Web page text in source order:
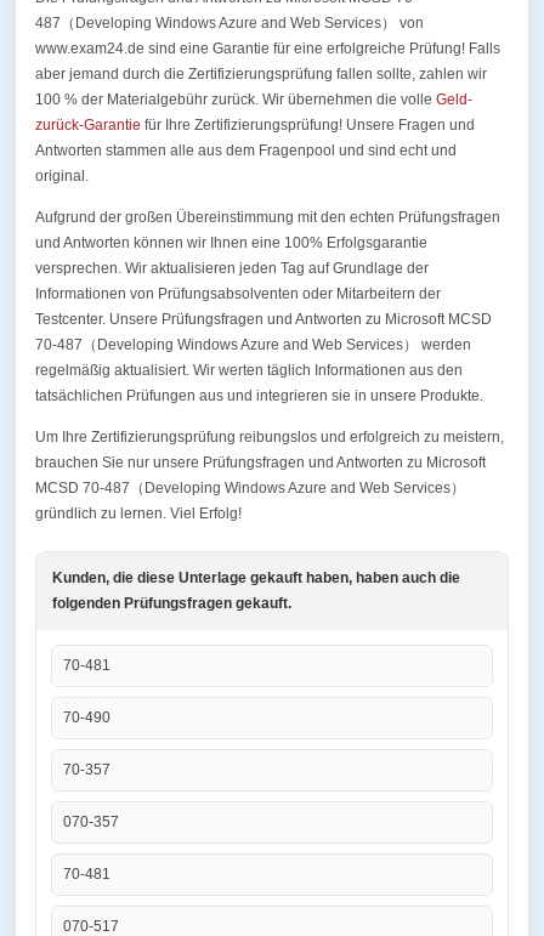
487（Developing Windows Azure and Web Services） von
www.exam24.de sind eine Garantie für eine erfolgreiche Prüfung! Falls
aber jemand durch die Zertifizierungsprüfung fallen sollte, zahlen wir
100 % der Materialgebühr zurück. Wir übernehmen die volle Geld-
zurück-Garantie für Ihre Zertifizierungsprüfung! Unsere Fragen und
Antworten stammen alle aus dem Fragenpool und sind echt und
original.
Aufgrund der großen Übereinstimmung mit den echten Prüfungsfragen
und Antworten können wir Ihnen eine 100% Erfolgsgarantie
versprechen. Wir aktualisieren jeden Tag auf Grundlage der
Informationen von Prüfungsabsolventen oder Mitarbeitern der
Testcenter. Unsere Prüfungsfragen und Antworten zu Microsoft MCSD
70-487（Developing Windows Azure and Web Services） werden
regelmäßig aktualisiert. Wir werten täglich Informationen aus den
tatsächlichen Prüfungen aus und integrieren sie in unsere Produkte.
Um Ihre Zertifizierungsprüfung reibungslos und erfolgreich zu meistern,
brauchen Sie nur unsere Prüfungsfragen und Antworten zu Microsoft
MCSD 70-487（Developing Windows Azure and Web Services）
gründlich zu lernen. Viel Erfolg!
Kunden, die diese Unterlage gekauft haben, haben auch die
folgenden Prüfungsfragen gekauft.
70-481
70-490
70-357
070-357
70-481
070-517